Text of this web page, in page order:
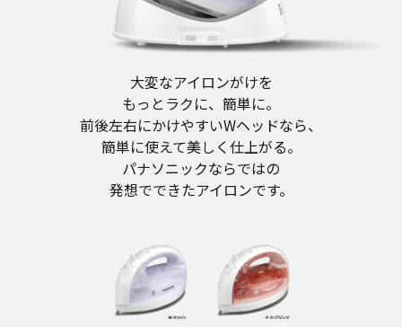
大変なアイロンがけを
もっとラクに、簡単に。
前後左右にかけやすいWヘッドなら、
簡単に使えて美しく仕上がる。
パナソニックならではの
発想でできたアイロンです。